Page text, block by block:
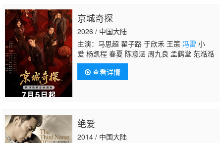
京城奇探
2026 / 中国大陆
主演：马思超 翟子路 于欣禾 王策 冯雷 小
爱 杨凯程 春夏 陈意涵 周九良 孟鹤堂 范湉湉
查看详情
绝爱
2014 / 中国大陆